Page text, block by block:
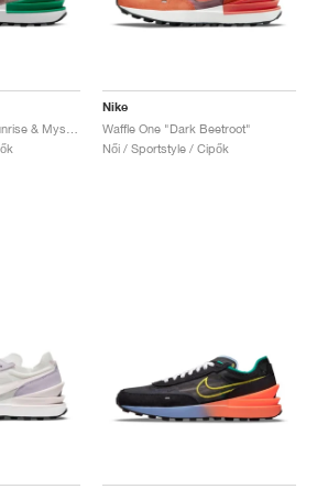
Nike
Waffle One "Dark Beetroot"
Női / Sportstyle / Cipők